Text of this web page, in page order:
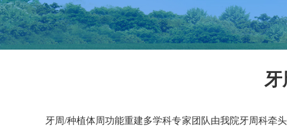
MORE+
仁心 · 妙术
MORE+
牙周/种植体周功能重建多学科专家团队由我院牙周科牵